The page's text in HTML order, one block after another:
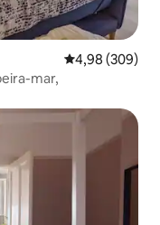
4,98 de uma
4,98 (309)
mar,